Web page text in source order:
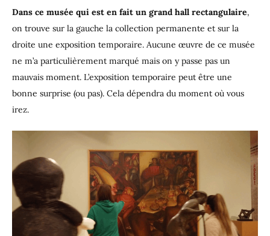
Dans ce musée qui est en fait un grand hall rectangulaire,
on trouve sur la gauche la collection permanente et sur la
droite une exposition temporaire. Aucune œuvre de ce musée
ne m’a particulièrement marqué mais on y passe pas un
mauvais moment. L’exposition temporaire peut être une
bonne surprise (ou pas). Cela dépendra du moment où vous
irez.